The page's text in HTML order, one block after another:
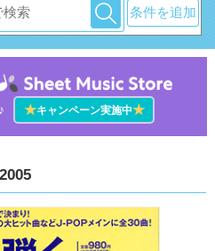
条件を追加
★キャンペーン実施中★